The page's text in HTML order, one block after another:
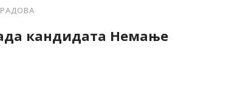
кандидата Немање